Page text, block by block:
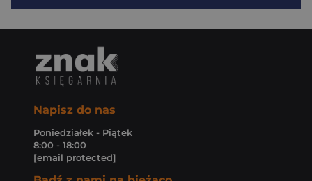
Napisz do nas
Poniedziałek - Piątek
8:00 - 18:00
[email protected]